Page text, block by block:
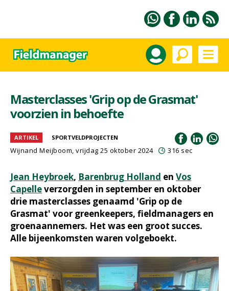
Masterclasses 'Grip op de Grasmat'
voorzien in behoefte
ARTIKEL SPORTVELDPROJECTEN
Wijnand Meijboom, vrijdag 25 oktober 2024 316 sec
Jean Heybroek, Barenbrug Holland en Vos
Capelleverzorgden in september en oktober
drie masterclasses genaamd 'Grip op de
Grasmat' voor greenkeepers, fieldmanagers en
groenaannemers. Het was een groot succes.
Alle bijeenkomsten waren volgeboekt.